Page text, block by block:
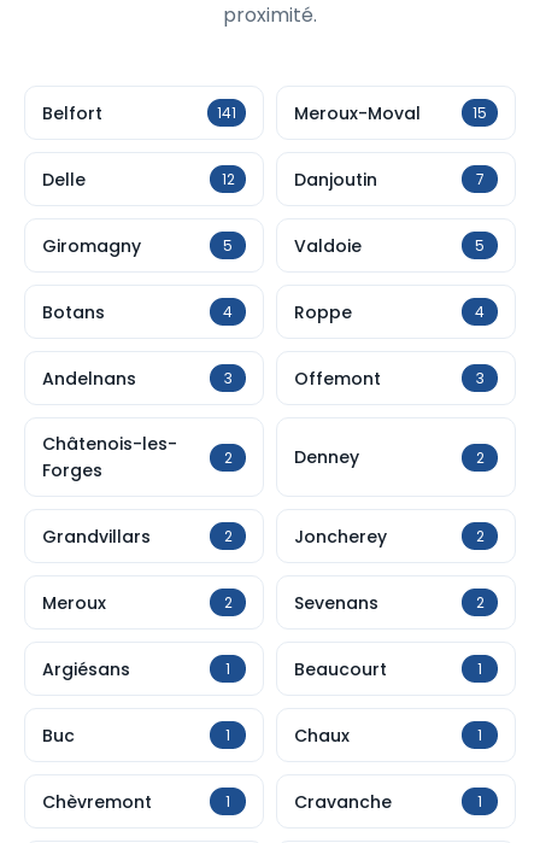
proximité.
Belfort 141 Meroux-Moval 15
Delle 12 Danjoutin 7
Giromagny 5 Valdoie 5
Botans 4 Roppe 4
Andelnans 3 Offemont 3
Châtenois-les-
Forges
2 Denney 2
Grandvillars 2 Joncherey 2
Meroux 2 Sevenans 2
Argiésans 1 Beaucourt 1
Buc 1 Chaux 1
Chèvremont 1 Cravanche 1